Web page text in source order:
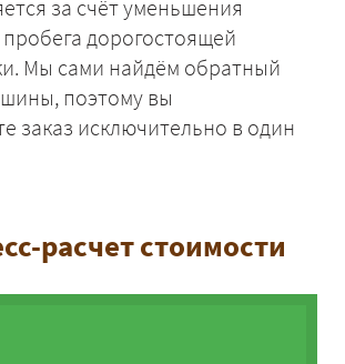
за счёт уменьшения
дорогостоящей
Мы сами найдём обратный
поэтому вы
заказ исключительно в один
расчет стоимости